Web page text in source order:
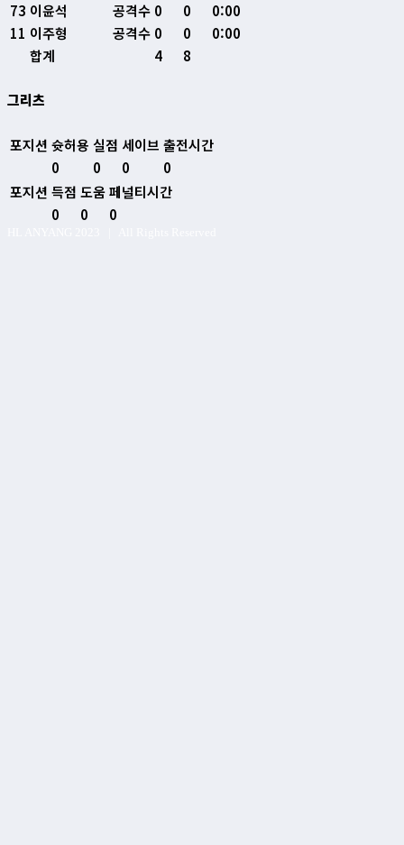
73 이윤석 공격수 0 0
0:00
11 이주형 공격수 0 0
0:00
합계
4 8
그리츠
포지션 슛허용 실점 세이브 출전시간
0
0 0
0
포지션 득점 도움페널티시간
0
0 0